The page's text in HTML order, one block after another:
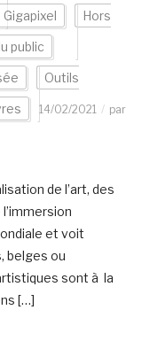
Gigapixel Hors
public
Outils
14/02/2021
par
de l’art, des
et voit
belges ou
sont à la
[…]